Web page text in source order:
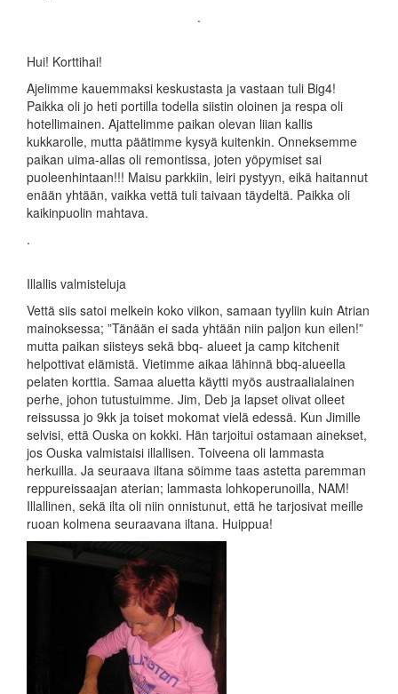
.
Hui! Korttihai!
Ajelimme kauemmaksi keskustasta ja vastaan tuli Big4!
Paikka oli jo heti portilla todella siistin oloinen ja respa oli
hotellimainen. Ajattelimme paikan olevan liian kallis
kukkarolle, mutta päätimme kysyä kuitenkin. Onneksemme
paikan uima-allas oli remontissa, joten yöpymiset sai
puoleenhintaan!!! Maisu parkkiin, leiri pystyyn, eikä haitannut
enään yhtään, vaikka vettä tuli taivaan täydeltä. Paikka oli
kaikinpuolin mahtava.
.
Illallis valmisteluja
Vettä siis satoi melkein koko viikon, samaan tyyliin kuin Atrian
mainoksessa; ”Tänään ei sada yhtään niin paljon kun eilen!”
mutta paikan siisteys sekä bbq- alueet ja camp kitchenit
helpottivat elämistä. Vietimme aikaa lähinnä bbq-alueella
pelaten korttia. Samaa aluetta käytti myös austraalialainen
perhe, johon tutustuimme. Jim, Deb ja lapset olivat olleet
reissussa jo 9kk ja toiset mokomat vielä edessä. Kun Jimille
selvisi, että Ouska on kokki. Hän tarjoitui ostamaan ainekset,
jos Ouska valmistaisi illallisen. Toiveena oli lammasta
herkuilla. Ja seuraava iltana söimme taas astetta paremman
reppureissaajan aterian; lammasta lohkoperunoilla, NAM!
Illallinen, sekä ilta oli niin onnistunut, että he tarjosivat meille
ruoan kolmena seuraavana iltana. Huippua!